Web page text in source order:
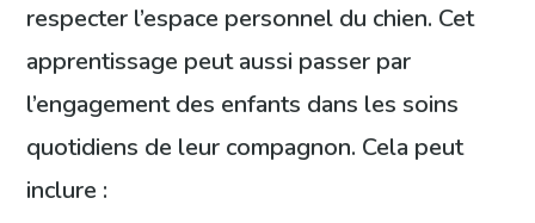
respecter l’espace personnel du chien. Cet
apprentissage peut aussi passer par
l’engagement des enfants dans les soins
quotidiens de leur compagnon. Cela peut
inclure :